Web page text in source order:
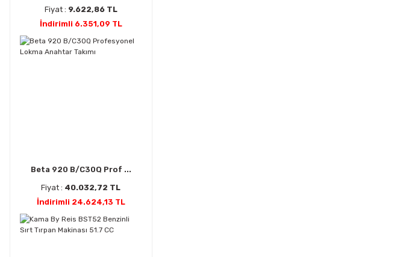
Fiyat : 9.622,86 TL
İndirimli 6.351,09 TL
Beta 920 B/C30Q Prof ...
Fiyat : 40.032,72 TL
İndirimli 24.624,13 TL